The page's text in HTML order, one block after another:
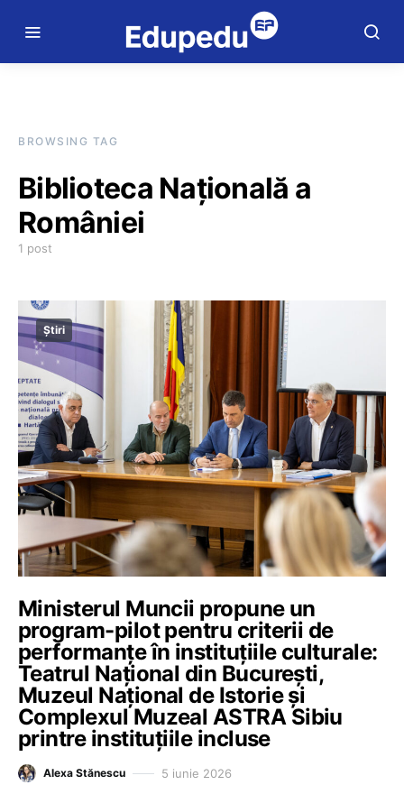
BROWSING TAG
Biblioteca Națională a
României
1 post
Știri
Ministerul Muncii propune un
program-pilot pentru criterii de
performanțe în instituțiile culturale:
Teatrul Național din București,
Muzeul Național de Istorie și
Complexul Muzeal ASTRA Sibiu
printre instituțiile incluse
Alexa Stănescu 5 iunie 2026